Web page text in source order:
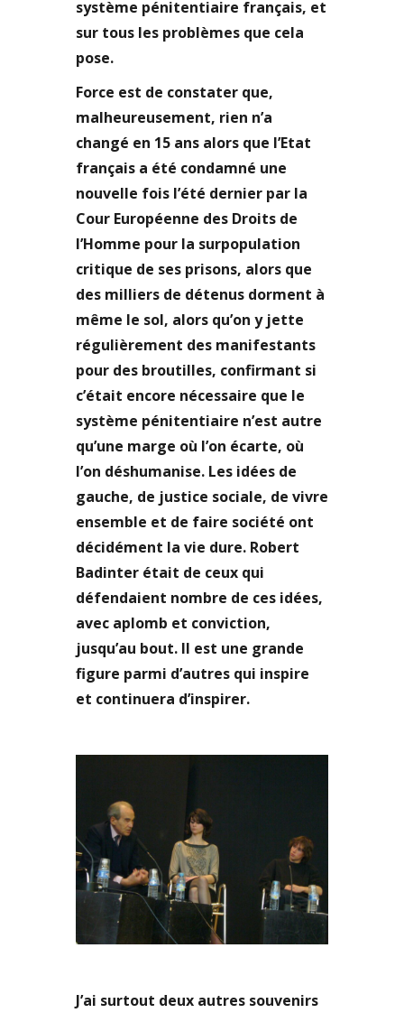
système pénitentiaire français, et
sur tous les problèmes que cela
pose.
Force est de constater que,
malheureusement, rien n’a
changé en 15 ans alors que l’Etat
français a été condamné une
nouvelle fois l’été dernier par la
Cour Européenne des Droits de
l’Homme pour la surpopulation
critique de ses prisons, alors que
des milliers de détenus dorment à
même le sol, alors qu’on y jette
régulièrement des manifestants
pour des broutilles, confirmant si
c’était encore nécessaire que le
système pénitentiaire n’est autre
qu’une marge où l’on écarte, où
l’on déshumanise. Les idées de
gauche, de justice sociale, de vivre
ensemble et de faire société ont
décidément la vie dure. Robert
Badinter était de ceux qui
défendaient nombre de ces idées,
avec aplomb et conviction,
jusqu’au bout. Il est une grande
figure parmi d’autres qui inspire
et continuera d’inspirer.
J’ai surtout deux autres souvenirs